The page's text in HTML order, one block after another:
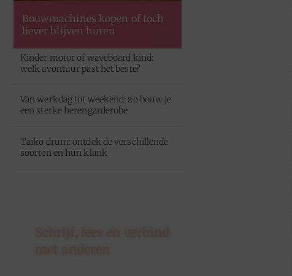
Bouwmachines kopen of toch
liever blijven huren
Kinder motor of waveboard kind:
welk avontuur past het beste?
Van werkdag tot weekend: zo bouw je
een sterke herengarderobe
Taiko drum: ontdek de verschillende
soorten en hun klank